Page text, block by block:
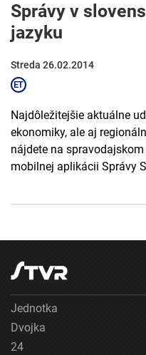
Správy v
jazyku
Streda 26.02.2014
Najdôležitejšie aktuálne
ekonomiky, ale aj
nájdete na spravodajskom
mobilnej aplikácii Správy
Jednotka
Dvojka
24